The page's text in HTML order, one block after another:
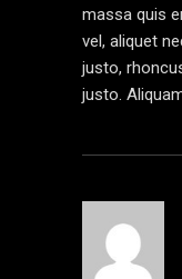
massa quis
vel, aliquet
justo,
justo.